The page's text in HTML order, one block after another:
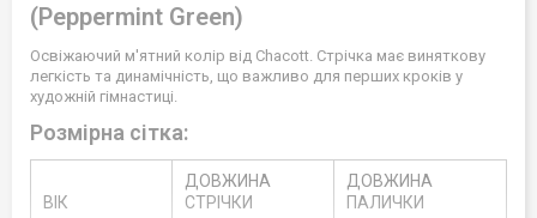
(Peppermint Green)
Освіжаючий м'ятний колір від Chacott. Стрічка має виняткову
легкість та динамічність, що важливо для перших кроків у
художній гімнастиці.
Розмірна сітка:
ВІК
ДОВЖИНА
СТРІЧКИ
ДОВЖИНА
ПАЛИЧКИ